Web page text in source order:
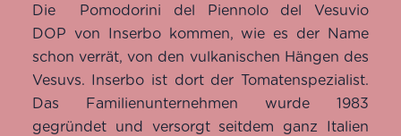
Die Pomodorini del Piennolo del Vesuvio
DOP von Inserbokommen, wie es der Name
schon verrät, von den vulkanischen Hängen des
Vesuvs. Inserbo ist dort der Tomatenspezialist.
Das Familienunternehmen wurde 1983
gegründet und versorgt seitdem ganz Italien